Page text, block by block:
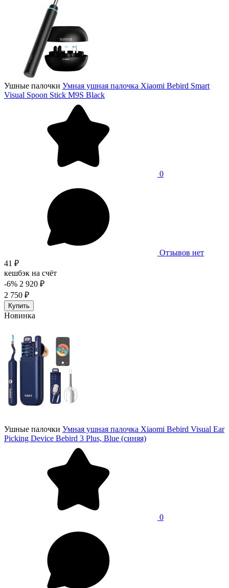
Ушные палочки Умная ушная палочка Xiaomi Bebird Smart
Visual Spoon Stick M9S Black
0
Отзывов нет
41 ₽
кешбэк на счёт
-6% 2 920 ₽
2 750 ₽
Купить
Новинка
Ушные палочки Умная ушная палочка Xiaomi Bebird Visual Ear
Picking Device Bebird 3 Plus, Blue (синяя)
0